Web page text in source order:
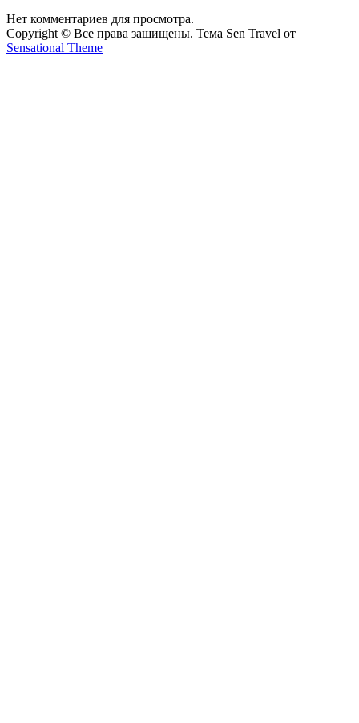
Нет комментариев для просмотра.
Copyright © Все права защищены. Тема Sen Travel от
Sensational Theme